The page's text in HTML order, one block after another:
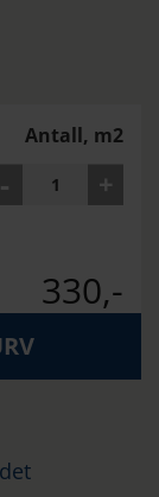
330,-
Antall, m2